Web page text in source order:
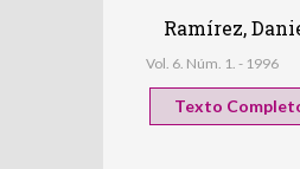
Ramírez,
Vol. 6. Núm. 1. - 1996
Texto